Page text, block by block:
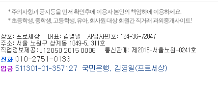
* 주의사항과 공지등을 먼저 확인후에 이용자 본인의 책임하에 이용하세요.
* 초등학생, 중학생, 고등학생, 유아, 회사원 대상 회원간 직거래 과외중개사이트!